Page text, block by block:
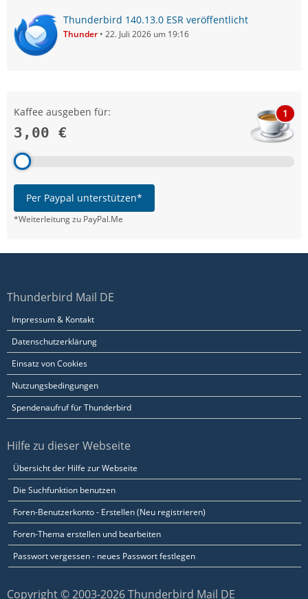
Thunderbird 140.13.0 ESR veröffentlicht
Thunder 22. Juli 2026 um 19:16
Kaffee ausgeben für:
3,00 €
1
Per Paypal unterstützen*
*Weiterleitung zu PayPal.Me
Thunderbird Mail DE
Impressum & Kontakt
Datenschutzerklärung
Einsatz von Cookies
Nutzungsbedingungen
Spendenaufruf für Thunderbird
Hilfe zu dieser Webseite
Übersicht der Hilfe zur Webseite
Die Suchfunktion benutzen
Foren-Benutzerkonto - Erstellen (Neu registrieren)
Foren-Thema erstellen und bearbeiten
Passwort vergessen - neues Passwort festlegen
Copyright © 2003-2026 Thunderbird Mail DE